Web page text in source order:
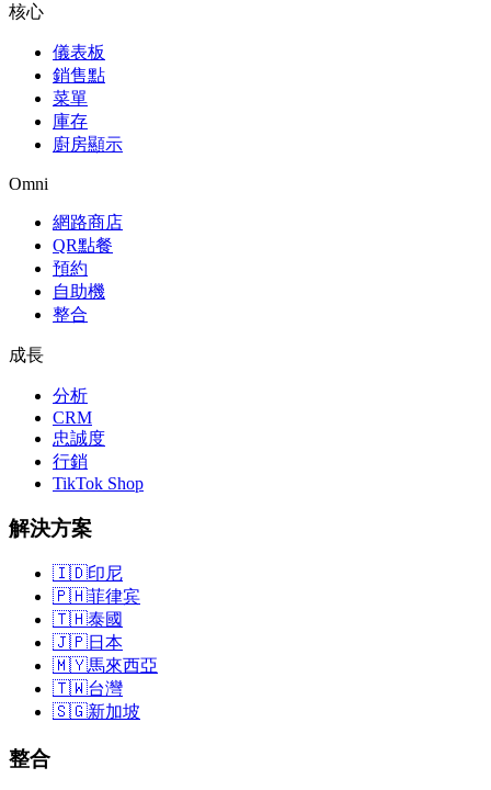
核心
儀表板
銷售點
菜單
庫存
廚房顯示
Omni
網路商店
QR點餐
預約
自助機
整合
成長
分析
CRM
忠誠度
行銷
TikTok Shop
解決方案
🇮🇩印尼
🇵🇭菲律宾
🇹🇭泰國
🇯🇵日本
🇲🇾馬來西亞
🇹🇼台灣
🇸🇬新加坡
整合